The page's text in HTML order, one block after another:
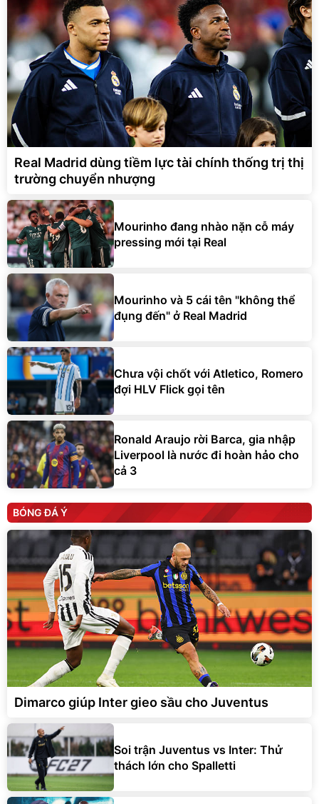
Real Madrid dùng tiềm lực tài chính thống trị thị
trường chuyển nhượng
Mourinho đang nhào nặn cỗ máy
pressing mới tại Real
Mourinho và 5 cái tên "không thể
đụng đến" ở Real Madrid
Chưa vội chốt với Atletico, Romero
đợi HLV Flick gọi tên
Ronald Araujo rời Barca, gia nhập
Liverpool là nước đi hoàn hảo cho
cả 3
BÓNG ĐÁ Ý
Dimarco giúp Inter gieo sầu cho Juventus
Soi trận Juventus vs Inter: Thử
thách lớn cho Spalletti